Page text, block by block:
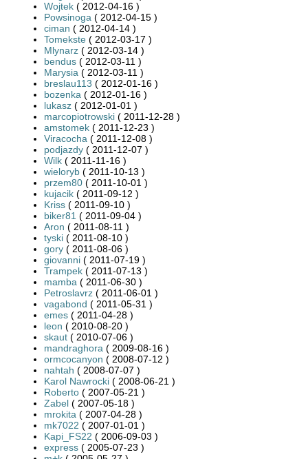
Wojtek ( 2012-04-16 )
Powsinoga ( 2012-04-15 )
ciman ( 2012-04-14 )
Tomekste ( 2012-03-17 )
Mlynarz ( 2012-03-14 )
bendus ( 2012-03-11 )
Marysia ( 2012-03-11 )
breslau113 ( 2012-01-16 )
bozenka ( 2012-01-16 )
lukasz ( 2012-01-01 )
marcopiotrowski ( 2011-12-28 )
amstomek ( 2011-12-23 )
Viracocha ( 2011-12-08 )
podjazdy ( 2011-12-07 )
Wilk ( 2011-11-16 )
wieloryb ( 2011-10-13 )
przem80 ( 2011-10-01 )
kujacik ( 2011-09-12 )
Kriss ( 2011-09-10 )
biker81 ( 2011-09-04 )
Aron ( 2011-08-11 )
tyski ( 2011-08-10 )
gory ( 2011-08-06 )
giovanni ( 2011-07-19 )
Trampek ( 2011-07-13 )
mamba ( 2011-06-30 )
Petroslavrz ( 2011-06-01 )
vagabond ( 2011-05-31 )
emes ( 2011-04-28 )
leon ( 2010-08-20 )
skaut ( 2010-07-06 )
mandraghora ( 2009-08-16 )
ormcocanyon ( 2008-07-12 )
nahtah ( 2008-07-07 )
Karol Nawrocki ( 2008-06-21 )
Roberto ( 2007-05-21 )
Zabel ( 2007-05-18 )
mrokita ( 2007-04-28 )
mk7022 ( 2007-01-01 )
Kapi_FS22 ( 2006-09-03 )
express ( 2005-07-23 )